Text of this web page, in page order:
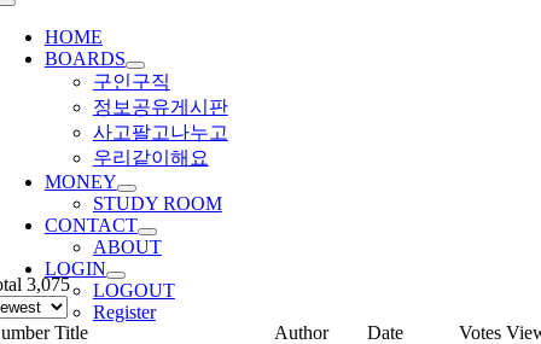
Toggle
Navigation
HOME
BOARDS
구인구직
정보공유게시판
사고팔고나누고
우리같이해요
MONEY
STUDY ROOM
CONTACT
ABOUT
LOGIN
LOGOUT
Register
3,075
Title Author Date Votes